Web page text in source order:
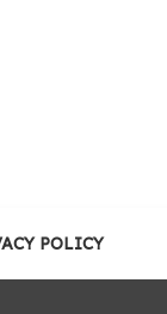
POLICY